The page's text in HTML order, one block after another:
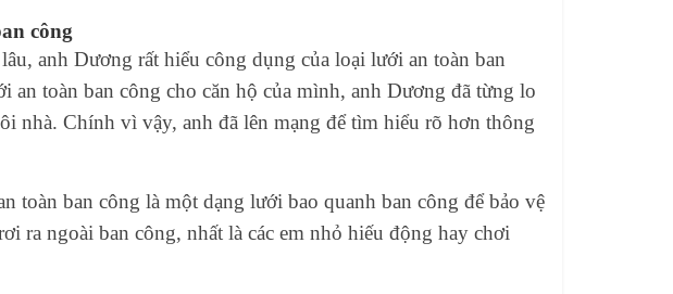
công
anh Dương rất hiểu công dụng của loại lưới an toàn ban
toàn ban công cho căn hộ của mình, anh Dương đã từng lo
nhà. Chính vì vậy, anh đã lên mạng để tìm hiểu rõ hơn thông
toàn ban công là một dạng lưới bao quanh ban công để bảo vệ
ra ngoài ban công, nhất là các em nhỏ hiếu động hay chơi